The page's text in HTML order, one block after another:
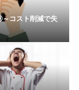
コスト削減で失